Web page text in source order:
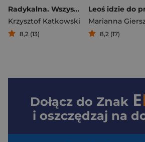
Radykalna. Wszystkie sprzeczności Jadwigi Staniszkis
Krzysztof Katkowski
8,2 (13) 8,2 (17)
Dołącz do Znak
i oszczędzaj na